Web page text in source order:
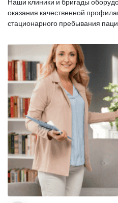
Наши клиники и бригады
оказания качественной
стационарного пребывания